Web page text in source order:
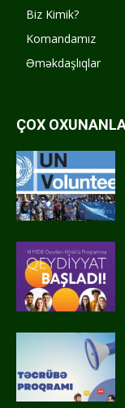
Biz Kimik?
Komandamız
Əməkdaşlıqlar
ÇOX